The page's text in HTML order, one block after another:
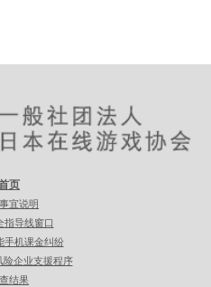
页
宜说明
指导线窗口
手机课金纠纷
险企业支援程序
结果